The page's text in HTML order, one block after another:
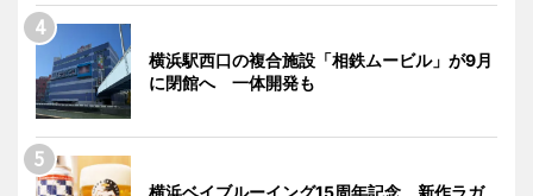
横浜駅西口の複合施設「相鉄ムービル」が9月
に閉館へ 一体開発も
横浜ベイブルーイング15周年記念 新作ラガ